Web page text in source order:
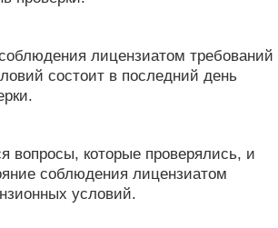
лицензиатом требований
состоит в последний день
вопросы, которые проверялись, и
соблюдения лицензиатом
условий.